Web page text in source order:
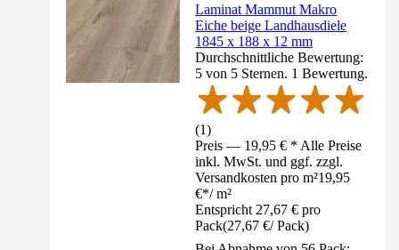
Laminat Mammut Makro
Eiche beige Landhausdiele
1845 x 188 x 12 mm
Durchschnittliche Bewertung:
5 von 5 Sternen. 1 Bewertung.
(1)
Preis — 19,95 € * Alle Preise
inkl. MwSt. und ggf. zzgl.
Versandkosten pro m²19,95
€*/ m²
Entspricht 27,67 € pro
Pack(27,67 €/ Pack)